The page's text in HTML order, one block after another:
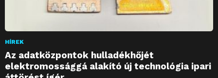
HÍREK
Az adatközpontok hulladékhőjét
elektromossággá alakító új technológia ipari